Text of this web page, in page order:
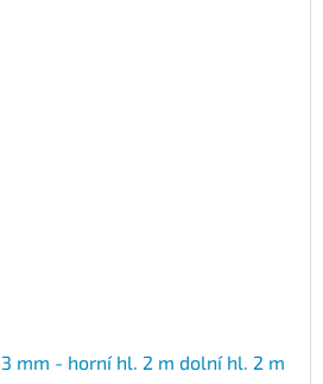
mm - horní hl. 2 m dolní hl. 2 m